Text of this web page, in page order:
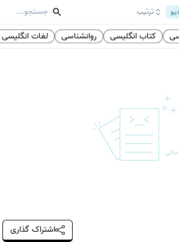
ترتیب
کتاب انگلیسی روانشناسی لغات انگلیسی
خالی
اشتراک گذاری